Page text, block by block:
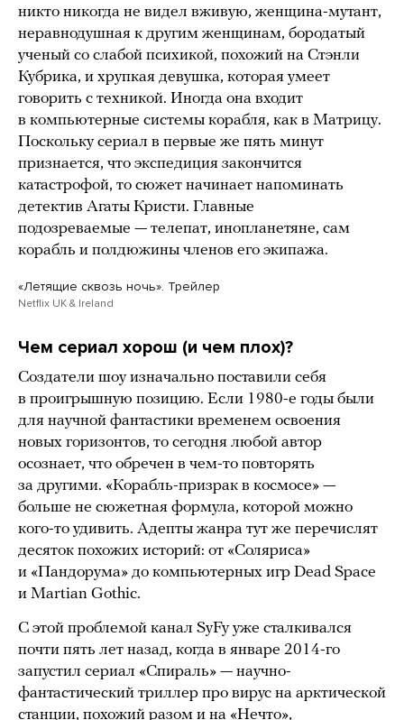
никто никогда не видел вживую, женщина-мутант,
неравнодушная к другим женщинам, бородатый
ученый со слабой психикой, похожий на Стэнли
Кубрика, и хрупкая девушка, которая умеет
говорить с техникой. Иногда она входит
в компьютерные системы корабля, как в Матрицу.
Поскольку сериал в первые же пять минут
признается, что экспедиция закончится
катастрофой, то сюжет начинает напоминать
детектив Агаты Кристи. Главные
подозреваемые — телепат, инопланетяне, сам
корабль и полдюжины членов его экипажа.
«Летящие сквозь ночь». Трейлер
Netflix UK & Ireland
Чем сериал хорош (и чем плох)?
Создатели шоу изначально поставили себя
в проигрышную позицию. Если 1980-е годы были
для научной фантастики временем освоения
новых горизонтов, то сегодня любой автор
осознает, что обречен в чем-то повторять
за другими. «Корабль-призрак в космосе» —
больше не сюжетная формула, которой можно
кого-то удивить. Адепты жанра тут же перечислят
десяток похожих историй: от «Соляриса»
и «Пандорума» до компьютерных игр Dead Space
и Martian Gothic.
C этой проблемой канал SyFy уже сталкивался
почти пять лет назад, когда в январе 2014-го
запустил сериал «Спираль» — научно-
фантастический триллер про вирус на арктической
станции, похожий разом и на «Нечто»,